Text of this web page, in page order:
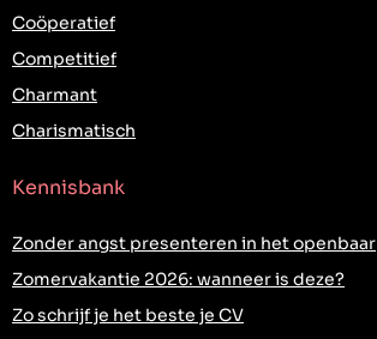
Coöperatief
Competitief
Charmant
Charismatisch
Kennisbank
Zonder angst presenteren in het openbaar
Zomervakantie 2026: wanneer is deze?
Zo schrijf je het beste je CV